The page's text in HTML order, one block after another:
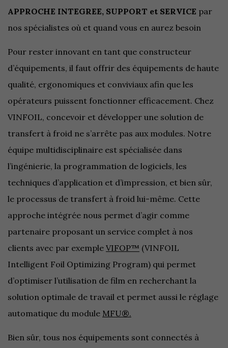
APPROCHE INTEGREE, SUPPORT et SERVICE par
nos spécialistes où et quand vous en aurez besoin
Pour rester innovant en tant que constructeur
d’équipements, il faut offrir des équipements de haute
qualité, ergonomiques et conviviaux afin que les
opérateurs puissent fonctionner efficacement. Chez
VINFOIL, concevoir et développer une solution de
transfert à froid ne s’arrête pas aux modules. Notre
équipe multidisciplinaire est spécialisée dans
l’ingénierie, la programmation de logiciels, les
techniques d’application et d’impression, et bien sûr,
le processus de transfert à froid lui-même. Cette
approche intégrée nous permet d’agir comme
partenaire proposant un service complet à nos
clients avec par exemple VIFOP™ (VINFOIL
Intelligent Foil Optimizing Program) qui permet
d’optimiser l’utilisation de film en recherchant la
solution optimale de travail et permet aussi le réglage
automatique du module MFU®.
Bien sûr, tous nos équipements sont connectés à